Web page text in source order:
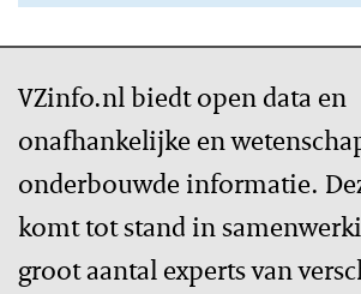
VZinfo.nl biedt open data en
onafhankelijke en
onderbouwde informatie.
komt tot stand in
groot aantal experts van